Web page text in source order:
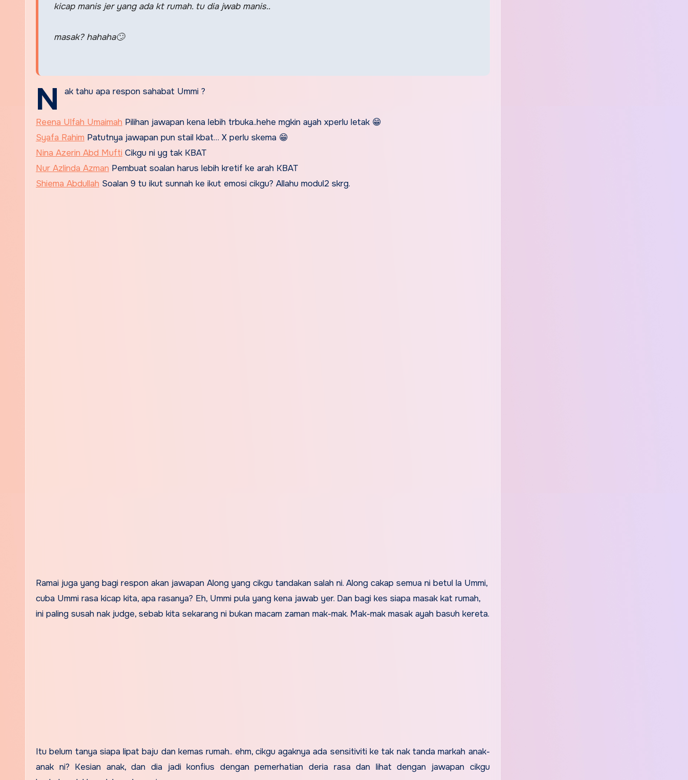
kicap manis jer yang ada kt rumah. tu dia jwab manis..
masak? hahaha🙄
N ak tahu apa respon sahabat Ummi ?
Reena Ulfah Umaimah Pilihan jawapan kena lebih trbuka..hehe mgkin ayah xperlu letak 😁
Syafa Rahim Patutnya jawapan pun stail kbat… X perlu skema 😁
Nina Azerin Abd Mufti Cikgu ni yg tak KBAT
Nur Azlinda Azman Pembuat soalan harus lebih kretif ke arah KBAT
Shiema Abdullah Soalan 9 tu ikut sunnah ke ikut emosi cikgu? Allahu modul2 skrg.
Ramai juga yang bagi respon akan jawapan Along yang cikgu tandakan salah ni. Along cakap semua ni betul la Ummi,
cuba Ummi rasa kicap kita, apa rasanya? Eh, Ummi pula yang kena jawab yer. Dan bagi kes siapa masak kat rumah,
ini paling susah nak judge, sebab kita sekarang ni bukan macam zaman mak-mak. Mak-mak masak ayah basuh kereta.
Itu belum tanya siapa lipat baju dan kemas rumah.. ehm, cikgu agaknya ada sensitiviti ke tak nak tanda markah anak-
anak ni? Kesian anak, dan dia jadi konfius dengan pemerhatian deria rasa dan lihat dengan jawapan cikgu